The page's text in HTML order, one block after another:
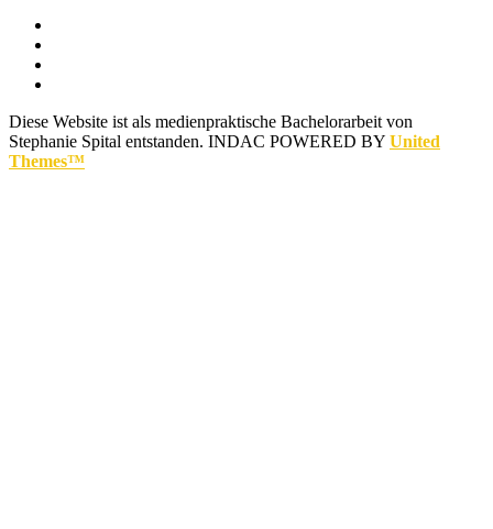
Diese Website ist als medienpraktische Bachelorarbeit von
Stephanie Spital entstanden. INDAC POWERED BY United
Themes™